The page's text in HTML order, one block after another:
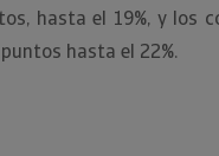
hasta el 19%, y los
hasta el 22%.